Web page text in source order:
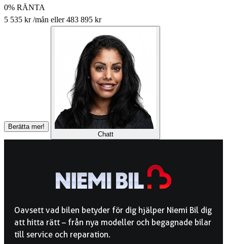
0% RÄNTA
5 535 kr/mån eller483 895 kr
Berätta mer!
Chatt
Oavsett vad bilen betyder för dig hjälper Niemi Bil dig
att hitta rätt – från nya modeller och begagnade bilar
till service och reparation.